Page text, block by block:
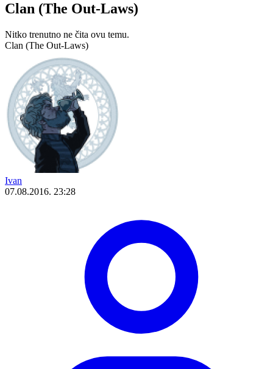
Clan (The Out-Laws)
Nitko trenutno ne čita ovu temu.
Clan (The Out-Laws)
Ivan
07.08.2016. 23:28